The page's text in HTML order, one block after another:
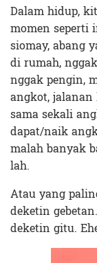
Dalam hidup,
momen seperti
siomay, abang
di rumah,
nggak pengin,
angkot,
sama sekali
dapat/naik
malah banyak
lah.
Atau yang
deketin
deketin gitu.